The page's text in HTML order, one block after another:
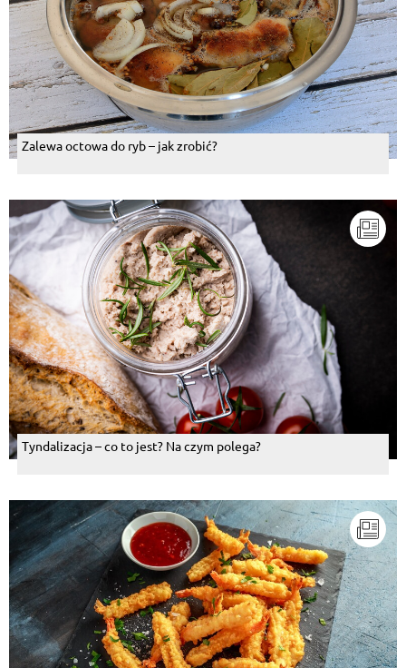
Zalewa octowa do ryb – jak zrobić?
Tyndalizacja – co to jest? Na czym polega?